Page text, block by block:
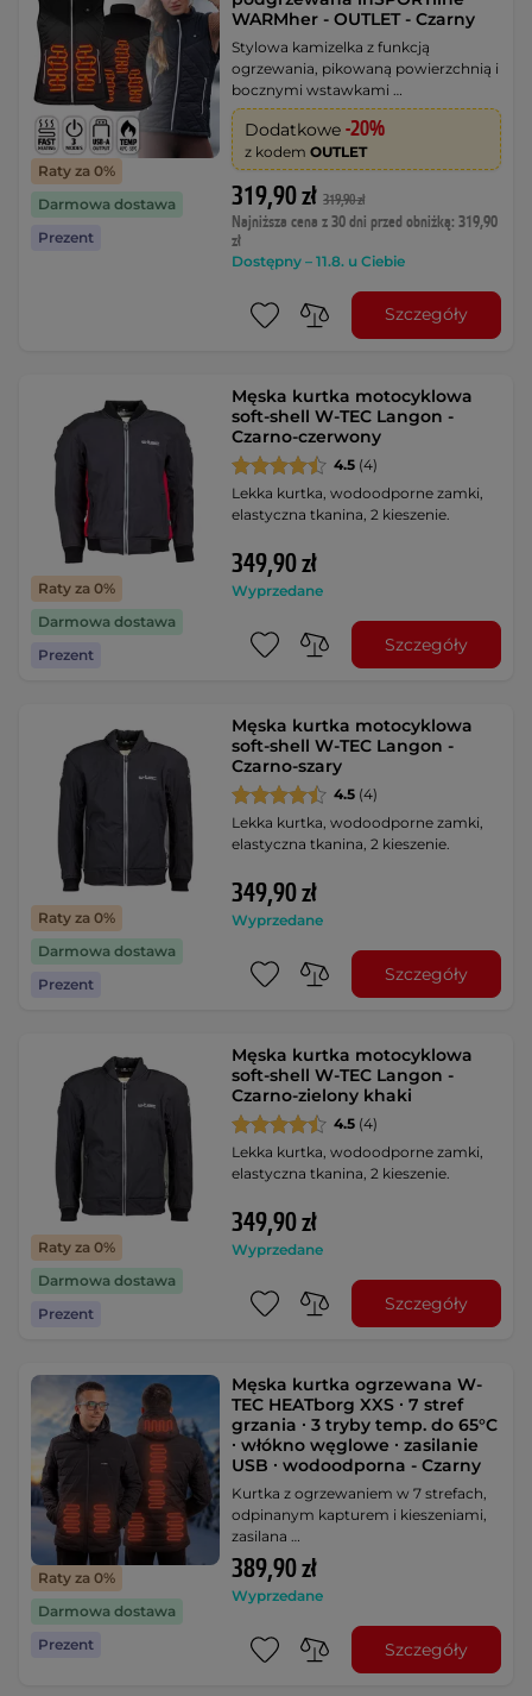
Raty za 0%
Darmowa dostawa
Prezent
WARMher - OUTLET - Czarny
Stylowa kamizelka z funkcją
ogrzewania, pikowaną powierzchnią i
bocznymi wstawkami …
Dodatkowe -20%
z kodemOUTLET
319,90 zł 319,90 zł
Najniższa cena z 30 dni przed obniżką: 319,90
zł
Dostępny – 11.8. u Ciebie
Szczegóły
Raty za 0%
Darmowa dostawa
Prezent
Męska kurtka motocyklowa
soft-shell W-TEC Langon -
Czarno-czerwony
4.5 (4)
Lekka kurtka, wodoodporne zamki,
elastyczna tkanina, 2 kieszenie.
349,90 zł
Wyprzedane
Szczegóły
Raty za 0%
Darmowa dostawa
Prezent
Męska kurtka motocyklowa
soft-shell W-TEC Langon -
Czarno-szary
4.5 (4)
Lekka kurtka, wodoodporne zamki,
elastyczna tkanina, 2 kieszenie.
349,90 zł
Wyprzedane
Szczegóły
Raty za 0%
Darmowa dostawa
Prezent
Męska kurtka motocyklowa
soft-shell W-TEC Langon -
Czarno-zielony khaki
4.5 (4)
Lekka kurtka, wodoodporne zamki,
elastyczna tkanina, 2 kieszenie.
349,90 zł
Wyprzedane
Szczegóły
Raty za 0%
Darmowa dostawa
Prezent
Męska kurtka ogrzewana W-
TEC HEATborg XXS ∙ 7 stref
grzania ∙ 3 tryby temp. do 65°C
∙ włókno węglowe ∙ zasilanie
USB ∙ wodoodporna - Czarny
Kurtka z ogrzewaniem w 7 strefach,
odpinanym kapturem i kieszeniami,
zasilana …
389,90 zł
Wyprzedane
Szczegóły